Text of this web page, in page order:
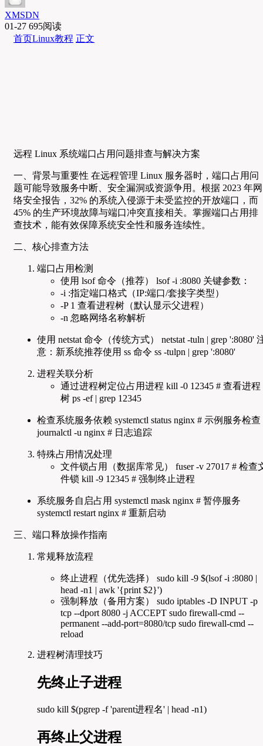
XMSDN
01-27 695阅读
首页Linux教程 正文
远程 Linux 系统端口占用问题排查与解决方案
一、背景与重要性 在远程管理 Linux 服务器时，端口占用问
题可能导致服务中断、安全漏洞或资源争用。根据 2023 年网
络安全报告，32% 的系统入侵源于未受监控的开放端口，而
45% 的生产环境故障与端口冲突直接相关。掌握端口占用排
查技术，能有效保障系统安全性和服务连续性。
二、核心排查方法
端口占用检测
使用 lsof 命令（推荐） lsof -i :8080 关键参数：
-i :指定端口格式（IP:端口/套接字类型）
-P 1 查看进程树（默认显示父进程）
-n 忽略网络名称解析
使用 netstat 命令（传统方式） netstat -tuln | grep ':8080'
意：新系统推荐使用 ss 命令 ss -tulpn | grep ':8080'
进程关联分析
通过进程树定位占用进程 kill -0 12345 # 查看进程
树 ps -ef | grep 12345
检查系统服务依赖 systemctl status nginx # 示例服务检查
journalctl -u nginx # 日志追踪
特殊占用情况处理
文件锁占用（数据库常见） fuser -v 27017 # 检查
件锁 kill -9 12345 # 强制终止进程
系统服务自启占用 systemctl mask nginx # 暂停服务
systemctl restart nginx # 重新启动
三、端口释放操作指南
常规释放流程
终止进程（优先选择） sudo kill -9 $(lsof -i :8080 |
head -n1 | awk '{print $2}')
强制释放（备用方案） sudo iptables -D INPUT -p
tcp --dport 8080 -j ACCEPT sudo firewall-cmd --
permanent --add-port=8080/tcp sudo firewall-cmd --
reload
进程树清理技巧
先终止子进程
sudo kill $(pgrep -f 'parent进程名' | head -n1)
再终止父进程